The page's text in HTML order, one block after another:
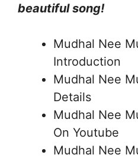
beautiful song!
Mudhal Nee
Introduction
Mudhal Nee
Details
Mudhal Nee
On Youtube
Mudhal Nee